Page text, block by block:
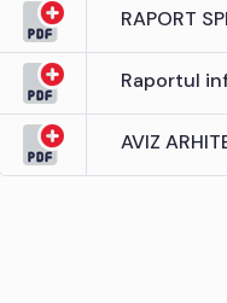
RAPORT
Raportul
AVIZ